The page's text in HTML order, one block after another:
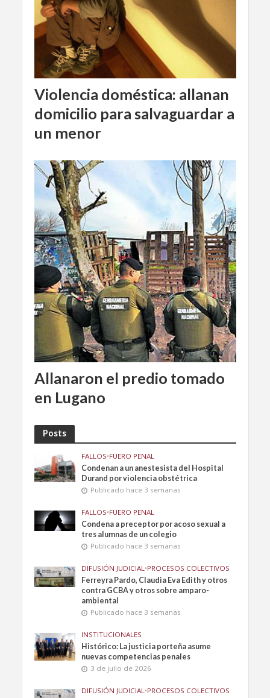
Violencia doméstica: allanan
domicilio para salvaguardar a
un menor
Allanaron el predio tomado
en Lugano
Posts
FALLOS•FUERO PENAL
Condenan a un anestesista del Hospital
Durand por violencia obstétrica
Publicado hace 3 semanas
FALLOS•FUERO PENAL
Condena a preceptor por acoso sexual a
tres alumnas de un colegio
Publicado hace 3 semanas
DIFUSIÓN JUDICIAL •PROCESOS COLECTIVOS
Ferreyra Pardo, Claudia Eva Edith y otros
contra GCBA y otros sobre amparo-
ambiental
Publicado hace 3 semanas
INSTITUCIONALES
Histórico: La justicia porteña asume
nuevas competencias penales
3 de julio de 2026
DIFUSIÓN JUDICIAL •PROCESOS COLECTIVOS